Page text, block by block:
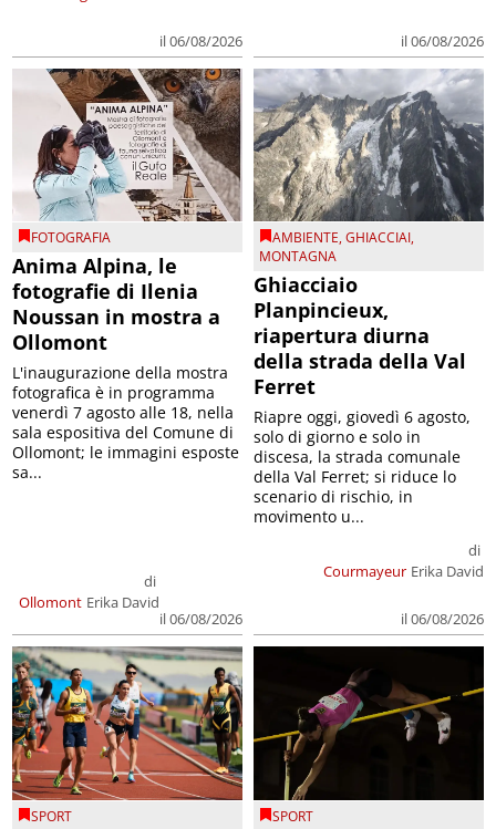
il 06/08/2026 il 06/08/2026
FOTOGRAFIA
Anima Alpina, le
fotografie di Ilenia
Noussan in mostra a
Ollomont
Ollomont
di
Erika David
il 06/08/2026
L'inaugurazione della mostra
fotografica è in programma
venerdì 7 agosto alle 18, nella
sala espositiva del Comune di
Ollomont; le immagini esposte
sa...
AMBIENTE,GHIACCIAI,
MONTAGNA
Ghiacciaio
Planpincieux,
riapertura diurna
della strada della Val
Ferret
Courmayeur
di
Erika David
il 06/08/2026
Riapre oggi, giovedì 6 agosto,
solo di giorno e solo in
discesa, la strada comunale
della Val Ferret; si riduce lo
scenario di rischio, in
movimento u...
SPORT SPORT